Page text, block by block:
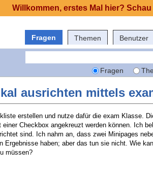
Fragen Themen Benutzer
Fragen
ausrichten mittels
erstellen und nutze dafür die exam Klasse.
Checkbox angekreuzt werden können. Ich
sind. Ich nahm an, dass zwei Minipages
Ergebnisse haben; aber das tun sie nicht. Wie
müssen?
Willkommen, erstes Mal hier?